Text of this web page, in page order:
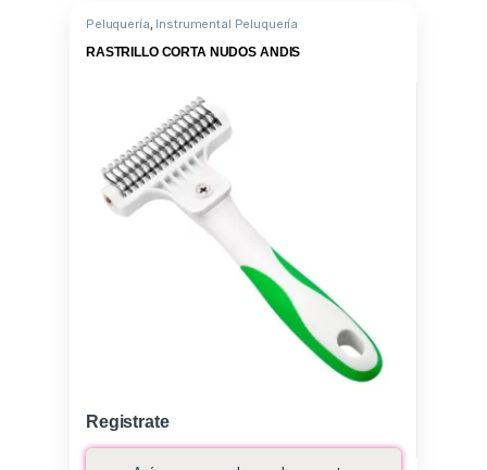
Peluquería, Instrumental Peluquería
RASTRILLO CORTA NUDOS ANDIS
Registrate